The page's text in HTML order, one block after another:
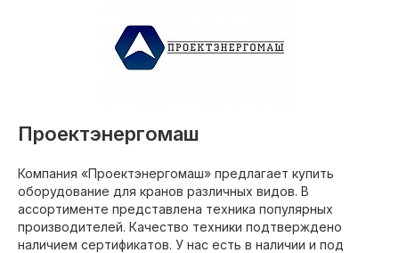
Проектэнергомаш
Компания «Проектэнергомаш» предлагает купить
оборудование для кранов различных видов. В
ассортименте представлена техника популярных
производителей. Качество техники подтверждено
наличием сертификатов. У нас есть в наличии и под